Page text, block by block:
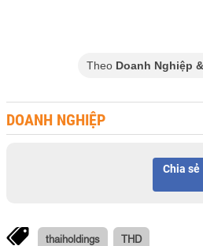
Theo Doanh Nghiệp
DOANH NGHIỆP
Chia sẻ
thaiholdings THD